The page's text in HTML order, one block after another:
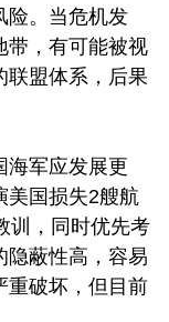
险。当危机发
带，有可能被视
联盟体系，后果
海军应发展更
美国损失2艘航
训，同时优先考
隐蔽性高，容易
重破坏，但目前